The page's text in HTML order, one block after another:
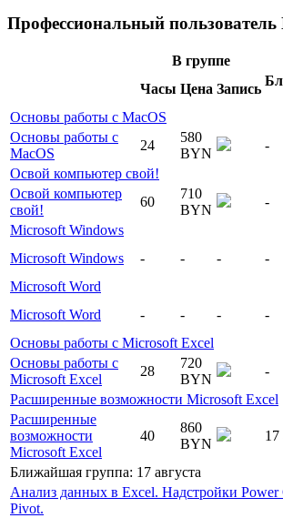
Профессиональный
В группе
Часы Цена Запись
Основы работы с MacOS
Основы работы с
MacOS
24
580
BYN
-
Освой компьютер свой!
Освой компьютер
свой!
60
710
BYN
-
Microsoft Windows
Microsoft Windows
- - - -
Microsoft Word
Microsoft Word
- - - -
Основы работы с Microsoft Excel
Основы работы с
Microsoft Excel
28
720
BYN
-
Расширенные возможности Microsoft Excel
Расширенные
возможности
Microsoft Excel
40
860
BYN
17
Ближайшая группа: 17 августа
Анализ данных в Excel. Надстройки Power
Pivot.